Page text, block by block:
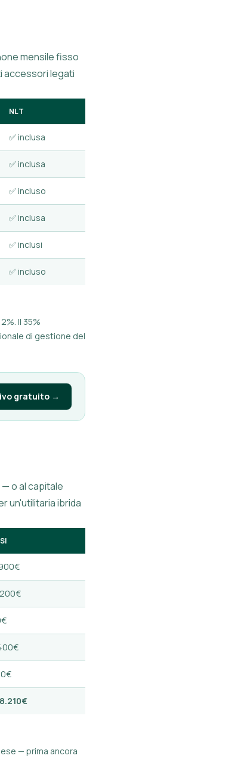
mensile fisso
accessori legati
NLT
✅ inclusa
✅ inclusa
✅ incluso
✅ inclusa
✅ inclusi
✅ incluso
Il 35%
di gestione del
gratuito →
o al capitale
un'utilitaria ibrida
— prima ancora